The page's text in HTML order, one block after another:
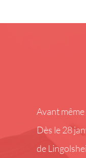
Avant
Dès le 28
de